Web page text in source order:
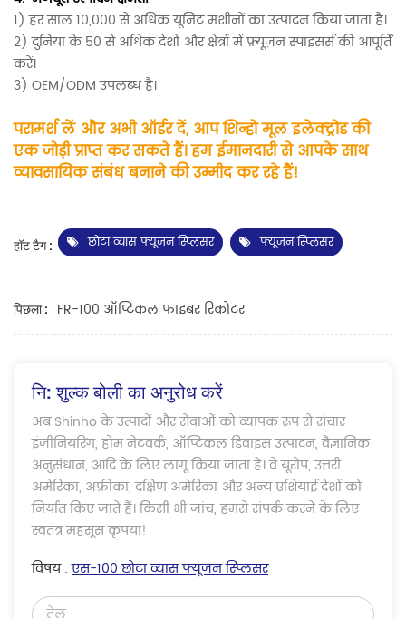
1) हर साल 10,000 से अधिक यूनिट मशीनों का उत्पादन किया जाता है।
2) दुनिया के 50 से अधिक देशों और क्षेत्रों में फ़्यूज़न स्पाइसर्स की आपूर्ति
करें।
3) OEM/ODM उपलब्ध है।
परामर्श लें और अभी ऑर्डर दें, आप शिन्हो मूल इलेक्ट्रोड की
एक जोड़ी प्राप्त कर सकते हैं। हम ईमानदारी से आपके साथ
व्यावसायिक संबंध बनाने की उम्मीद कर रहे हैं!
हॉट टैग : छोटा व्यास फ्यूजन स्प्लिसर फ्यूजन स्प्लिसर
पिछला : FR-100 ऑप्टिकल फाइबर रिकोटर
नि: शुल्क बोली का अनुरोध करें
अब Shinho के उत्पादों और सेवाओं को व्यापक रूप से संचार
इंजीनियरिंग, होम नेटवर्क, ऑप्टिकल डिवाइस उत्पादन, वैज्ञानिक
अनुसंधान, आदि के लिए लागू किया जाता है। वे यूरोप, उत्तरी
अमेरिका, अफ्रीका, दक्षिण अमेरिका और अन्य एशियाई देशों को
निर्यात किए जाते हैं। किसी भी जांच, हमसे संपर्क करने के लिए
स्वतंत्र महसूस कृपया!
विषय :एस-100 छोटा व्यास फ्यूजन स्प्लिसर